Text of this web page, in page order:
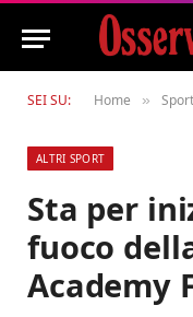
SEI SU: Home » Sport
ALTRI SPORT
Sta per
fuoco
Academy